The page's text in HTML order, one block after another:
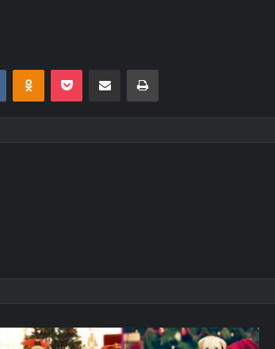
VKontakteOdnoklassniki
Pocket E-Posta ile paylaş Yazdır